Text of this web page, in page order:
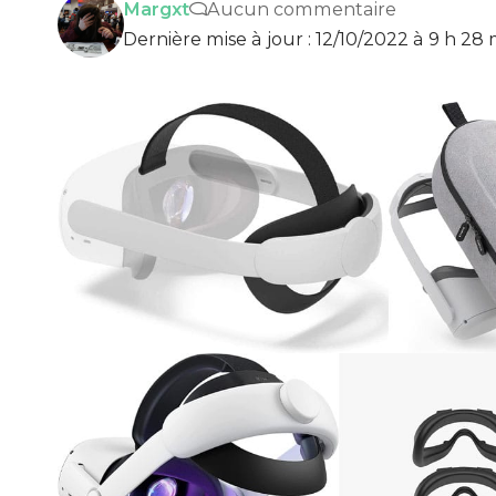
Dernière mise à jour : 12/10/2022 à 9 h 28
Margxt Aucun commentaire